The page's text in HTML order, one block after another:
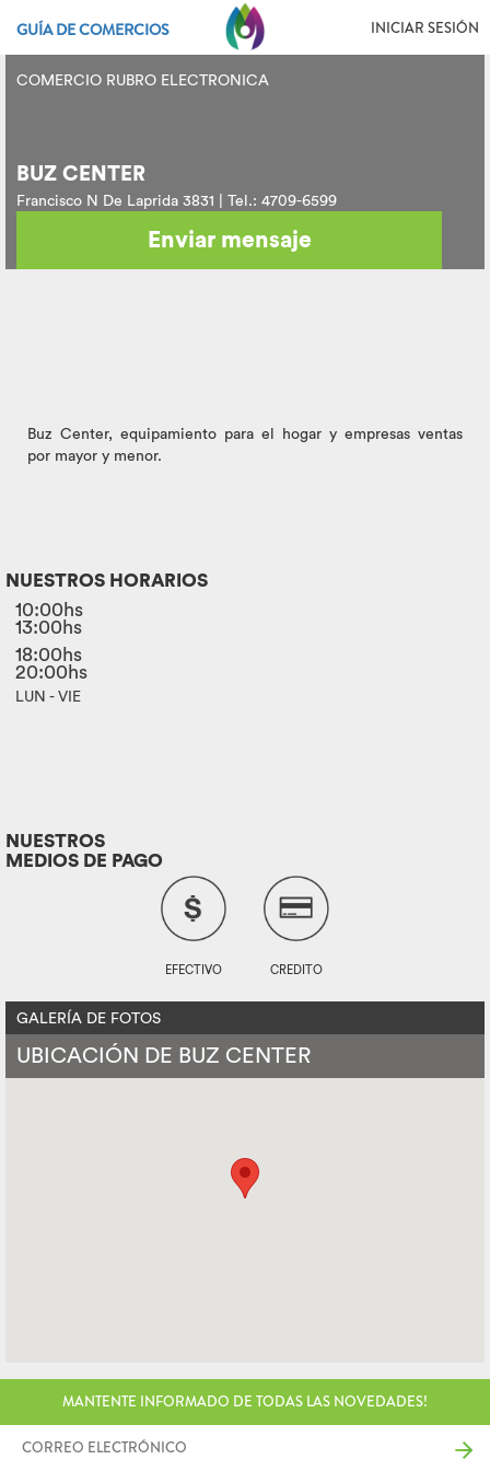
GUÍA DE COMERCIOS INICIAR SESIÓN
COMERCIO RUBRO ELECTRONICA
BUZ CENTER
Francisco N De Laprida 3831 | Tel.: 4709-6599
Enviar mensaje
Buz Center, equipamiento para el hogar y empresas ventas
por mayor y menor.
NUESTROS HORARIOS
10:00hs
13:00hs
18:00hs
20:00hs
LUN - VIE
NUESTROS
MEDIOS DE PAGO
EFECTIVO CREDITO
GALERÍA DE FOTOS
UBICACIÓN DE BUZ CENTER
MANTENTE INFORMADO DE TODAS LAS NOVEDADES!